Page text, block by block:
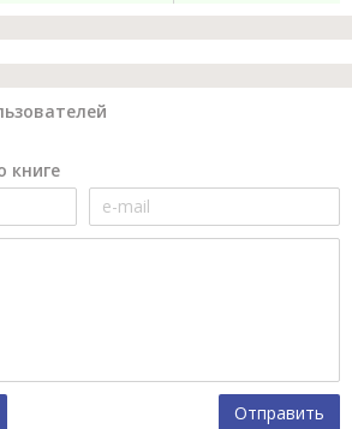
книге
Отправить